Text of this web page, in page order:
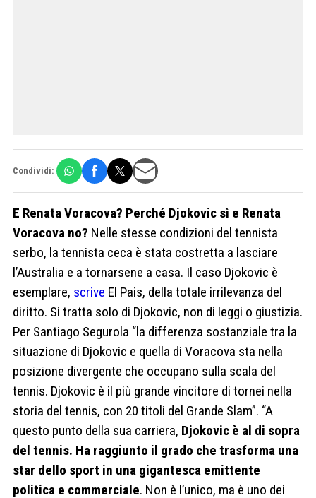
Condividi:
E Renata Voracova? Perché Djokovic sì e Renata
Voracova no? Nelle stesse condizioni del tennista
serbo, la tennista ceca è stata costretta a lasciare
l’Australia e a tornarsene a casa. Il caso Djokovic è
esemplare, scrive El Pais, della totale irrilevanza del
diritto. Si tratta solo di Djokovic, non di leggi o giustizia.
Per Santiago Segurola “la differenza sostanziale tra la
situazione di Djokovic e quella di Voracova sta nella
posizione divergente che occupano sulla scala del
tennis. Djokovic è il più grande vincitore di tornei nella
storia del tennis, con 20 titoli del Grande Slam”. “A
questo punto della sua carriera, Djokovic è al di sopra
del tennis. Ha raggiunto il grado che trasforma una
star dello sport in una gigantesca emittente
politica e commerciale. Non è l’unico, ma è uno dei